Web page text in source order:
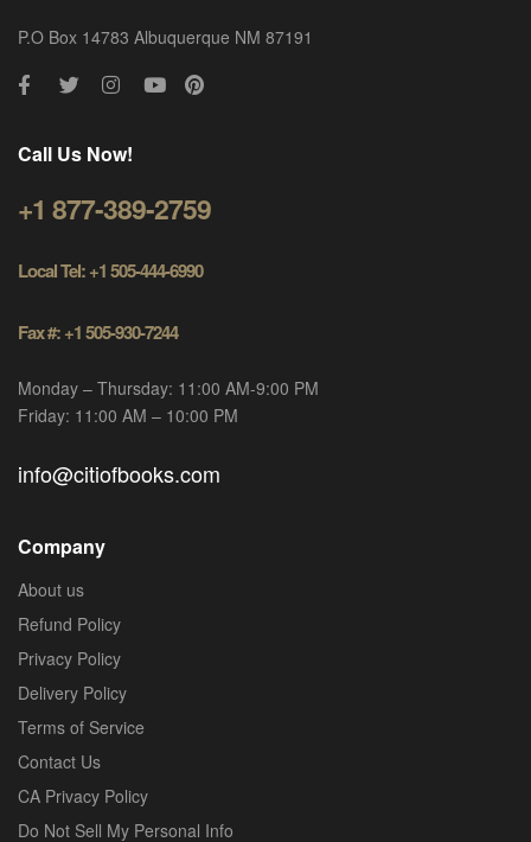
P.O Box 14783 Albuquerque NM 87191
Call Us Now!
+1 877-389-2759
Local Tel: +1 505-444-6990
Fax #: +1 505-930-7244
Monday – Thursday: 11:00 AM-9:00 PM
Friday: 11:00 AM – 10:00 PM
info@citiofbooks.com
Company
About us
Refund Policy
Privacy Policy
Delivery Policy
Terms of Service
Contact Us
CA Privacy Policy
Do Not Sell My Personal Info